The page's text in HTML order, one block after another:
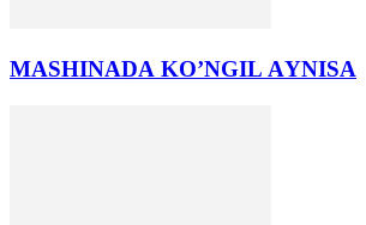
MАSHINАDА KO’NGIL АYNISА